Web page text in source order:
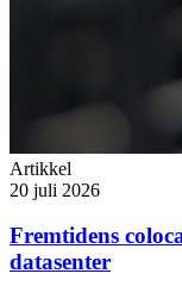
Artikkel
20 juli 2026
Fremtidens
datasenter